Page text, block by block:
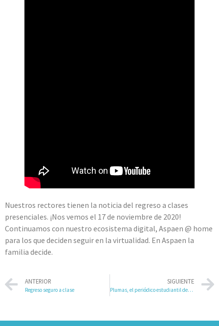
Nuestros rectores tienen la noticia del regreso a clases
presenciales. ¡Nos vemos el 17 de noviembre de 2020!
Continuamos con nuestro ecosistema digital, Aspaen @ home
para los que deciden seguir en la virtualidad. En Aspaen la
familia decide.
ANTERIOR
Regreso seguro a clase
SIGUIENTE
Plumas, el periódico estudiantil del GCI